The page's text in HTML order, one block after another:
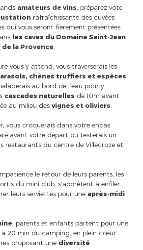
amateurs de vins , préparez vote
rafraîchissante des cuvées
qui vous seront fièrement présentées
les caves du Domaine Saint-Jean
la Provence
vous y attend, vous traverserais les
chênes truffiers et espèces
au bord de l’eau pour y
cascades naturelles de 10m avant
au milieu des vignes et oliviers
vous croquerais dans votre encas
avant votre départ ou testerais un
restaurants du centre de Villecroze et
le retour de leurs parents, les
du mini club, s’apprêtent à enfiler
leurs serviettes pour une après-midi
, parents et enfants partent pour une
à 20 min du camping, en plein cœur
proposant une diversité